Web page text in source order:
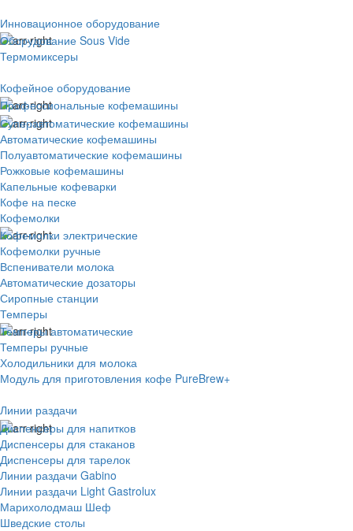
Инновационное оборудование
Оборудование Sous Vide
Термомиксеры
Кофейное оборудование
Профессиональные кофемашины
Суперавтоматические кофемашины
Автоматические кофемашины
Полуавтоматические кофемашины
Рожковые кофемашины
Капельные кофеварки
Кофе на песке
Кофемолки
Кофемолки электрические
Кофемолки ручные
Вспениватели молока
Автоматические дозаторы
Сиропные станции
Темперы
Темперы автоматические
Темперы ручные
Холодильники для молока
Модуль для приготовления кофе PureBrew+
Линии раздачи
Диспенсеры для напитков
Диспенсеры для стаканов
Диспенсеры для тарелок
Линии раздачи Gabino
Линии раздачи Light Gastrolux
Марихолодмаш Шеф
Шведские столы